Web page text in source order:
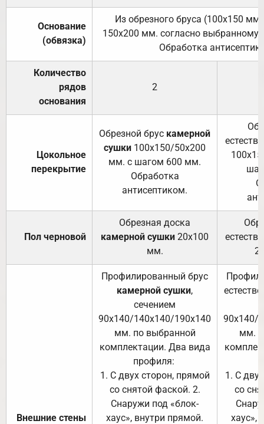
Основание
(обвязка)
Из обрезного бруса (100х150
150х200 мм. согласно выбранному
Обработка
Количество
рядов
основания
2
Цокольное
перекрытие
Обрезной брус камерной
сушки 100х150/50х200
мм. с шагом 600 мм.
Обработка
антисептиком.
Пол черновой
Обрезная доска
камерной сушки 20х100
мм.
Внешние стены
Профилированный брус
камерной сушки,
сечением
90х140/140х140/190х140
мм. по выбранной
комплектации. Два вида
профиля:
1. С двух сторон, прямой
со снятой фаской. 2.
Снаружи под «блок-
хаус», внутри прямой.
90х140/
мм.
1. С
со
хаус»,